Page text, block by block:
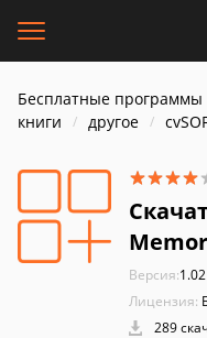
Бесплатные программы
книги
другое
Версия:1.02
Лицензия:
289